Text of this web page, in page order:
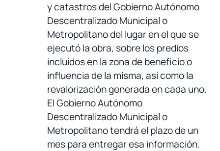
y catastros del Gobierno Autónomo
Descentralizado Municipal o
Metropolitano del lugar en el que se
ejecutó la obra, sobre los predios
incluidos en la zona de beneficio o
influencia de la misma, así como la
revalorización generada en cada uno.
El Gobierno Autónomo
Descentralizado Municipal o
Metropolitano tendrá el plazo de un
mes para entregar esa información.